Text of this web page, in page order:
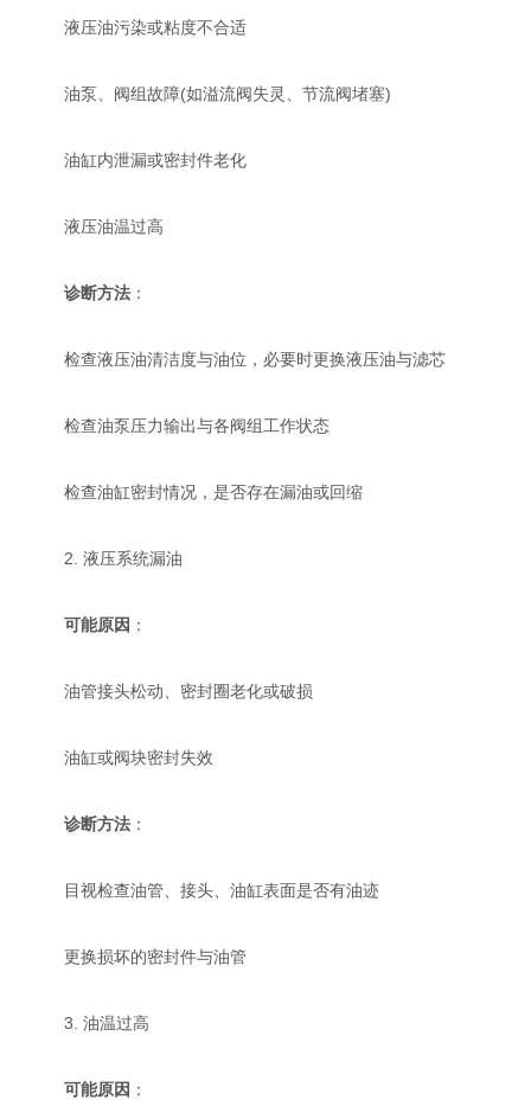
液压油污染或粘度不合适
油泵、阀组故障(如溢流阀失灵、节流阀堵塞)
油缸内泄漏或密封件老化
液压油温过高
诊断方法 ：
检查液压油清洁度与油位，必要时更换液压油与滤芯
检查油泵压力输出与各阀组工作状态
检查油缸密封情况，是否存在漏油或回缩
2. 液压系统漏油
可能原因 ：
油管接头松动、密封圈老化或破损
油缸或阀块密封失效
诊断方法 ：
目视检查油管、接头、油缸表面是否有油迹
更换损坏的密封件与油管
3. 油温过高
可能原因 ：